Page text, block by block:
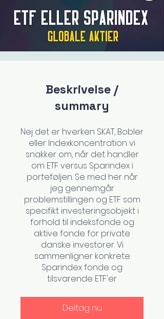
Beskrivelse /
summary
Nej det er hverken SKAT, Bobler
eller Indexkoncentration vi
snakker om, når det handler
om ETF versus Sparindex i
porteføljen. Se med her når
jeg gennemgår
problemstillingen og ETF som
specifikt investeringsobjekt i
forhold til indeksfonde og
aktive fonde for private
danske investorer. Vi
sammenligner konkrete
Sparindex fonde og
tilsvarende ETF'er
Deltag nu